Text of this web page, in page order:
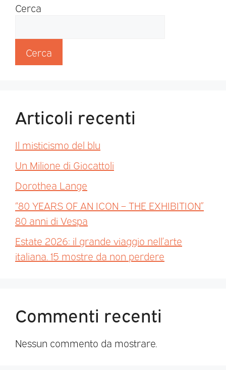
Cerca
Cerca
Articoli recenti
Il misticismo del blu
Un Milione di Giocattoli
Dorothea Lange
“80 YEARS OF AN ICON – THE EXHIBITION”
80 anni di Vespa
Estate 2026: il grande viaggio nell’arte
italiana. 15 mostre da non perdere
Commenti recenti
Nessun commento da mostrare.